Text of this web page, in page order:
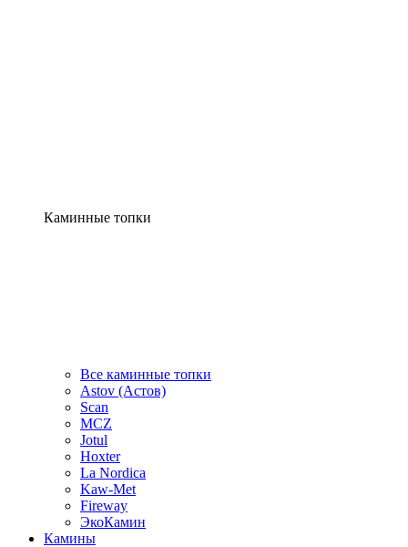
Каминные топки
Все каминные топки
Astov (Астов)
Scan
MCZ
Jotul
Hoxter
La Nordica
Kaw-Met
Fireway
ЭкоКамин
Камины